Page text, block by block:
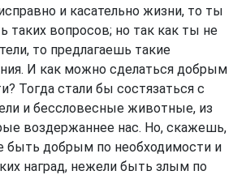
и касательно жизни, то ты
таких вопросов; но так как ты не
то предлагаешь такие
И как можно сделаться добрым
Тогда стали бы состязаться с
и бессловесные животные, из
воздержаннее нас. Но, скажешь,
быть добрым по необходимости и
наград, нежели быть злым по